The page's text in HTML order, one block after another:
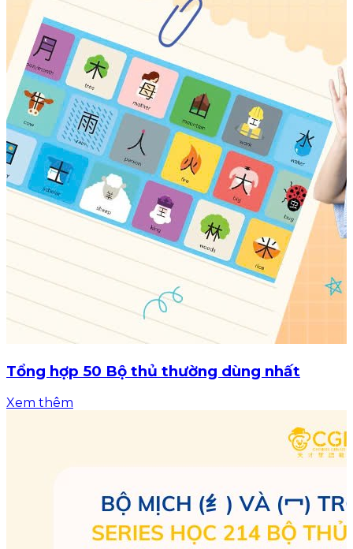
Tổng hợp 50 Bộ thủ thường dùng nhất
Xem thêm